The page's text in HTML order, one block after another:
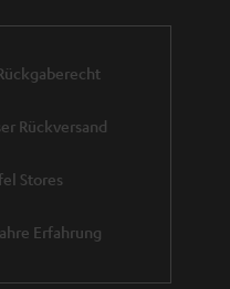
jeden Audio-Anlage
lässt
Rückversand
Stores
Erfahrung